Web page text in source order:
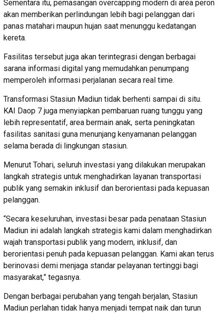
Sementara itu, pemasangan overcapping modern di area peron
akan memberikan perlindungan lebih bagi pelanggan dari
panas matahari maupun hujan saat menunggu kedatangan
kereta.
Fasilitas tersebut juga akan terintegrasi dengan berbagai
sarana informasi digital yang memudahkan penumpang
memperoleh informasi perjalanan secara real time.
Transformasi Stasiun Madiun tidak berhenti sampai di situ.
KAI Daop 7 juga menyiapkan pembaruan ruang tunggu yang
lebih representatif, area bermain anak, serta peningkatan
fasilitas sanitasi guna menunjang kenyamanan pelanggan
selama berada di lingkungan stasiun.
Menurut Tohari, seluruh investasi yang dilakukan merupakan
langkah strategis untuk menghadirkan layanan transportasi
publik yang semakin inklusif dan berorientasi pada kepuasan
pelanggan.
“Secara keseluruhan, investasi besar pada penataan Stasiun
Madiun ini adalah langkah strategis kami dalam menghadirkan
wajah transportasi publik yang modern, inklusif, dan
berorientasi penuh pada kepuasan pelanggan. Kami akan terus
berinovasi demi menjaga standar pelayanan tertinggi bagi
masyarakat,” tegasnya.
Dengan berbagai perubahan yang tengah berjalan, Stasiun
Madiun perlahan tidak hanya menjadi tempat naik dan turun